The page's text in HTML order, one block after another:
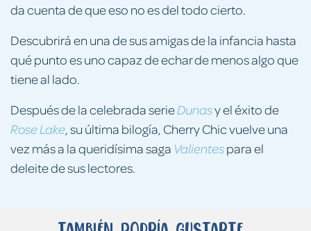
da cuenta de que eso no es del todo cierto.
Descubrirá en una de sus amigas de la infancia hasta
qué punto es uno capaz de echar de menos algo que
tiene al lado.
Después de la celebrada serieDunasy el éxito de
Rose Lake, su última bilogía, Cherry Chic vuelve una
vez más a la queridísima saga Valientespara el
deleite de sus lectores.